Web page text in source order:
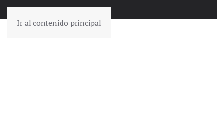
Ir al contenido principal